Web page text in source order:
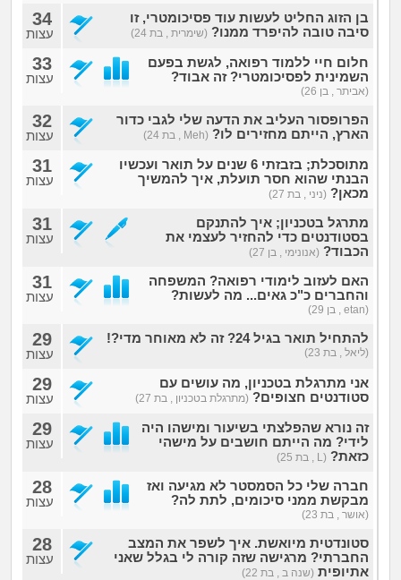
בן הזוג החליט לעשות עוד פסיכומטרי, זו
סיבה טובה להיפרד ממנו? (שימרית , בת 24)
34
עצות
חלום חיי ללמוד רפואה, לגשת בפעם
השמינית לפסיכומטרי? זה אבוד?
(אביתר , בן 26)
33
עצות
הפרופסור העליב את הדעה שלי לגבי כדור
הארץ, הייתם מחזירים לו? (Meh , בת 24)
32
עצות
מתוסכלת; בזבזתי 6 שנים על תואר ועכשיו
הבנתי שהוא חסר תועלת, איך להמשיך
מכאן? (ניני , בת 27)
31
עצות
מתרגל בטכניון; איך להתנקם
בסטודנטים כדי להחזיר לעצמי את
הכבוד? (אנונימי , בן 27)
31
עצות
האם לעזוב לימודי רפואה? המשפחה
והחברים כ"כ גאים... מה לעשות?
(etan , בן 29)
31
עצות
להתחיל תואר בגיל 24? זה לא מאוחר מדי?!
(ליאל , בת 23)
29
עצות
אני מתרגלת בטכניון, מה עושים עם
סטודנטים חצופים? (מתרגלת בטכניון , בת 27)
29
עצות
זה נורא שהפלצתי בשיעור ומישהו היה
לידי? מה הייתם חושבים על מישהי
כזאת? (L , בת 25)
29
עצות
חברה שלי כל הסמסטר לא מגיעה ואז
מבקשת ממני סיכומים, לתת לה?
(אושר , בת 23)
28
עצות
סטונדטית מיואשת. איך לשפר את המצב
החברתי? מרגישה שזה קורה לי בגלל שאני
אתיופית (שנה ב , בת 22)
28
עצות